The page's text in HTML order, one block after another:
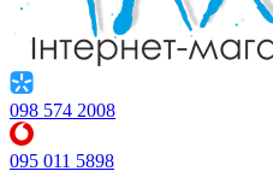
098 574 2008
095 011 5898